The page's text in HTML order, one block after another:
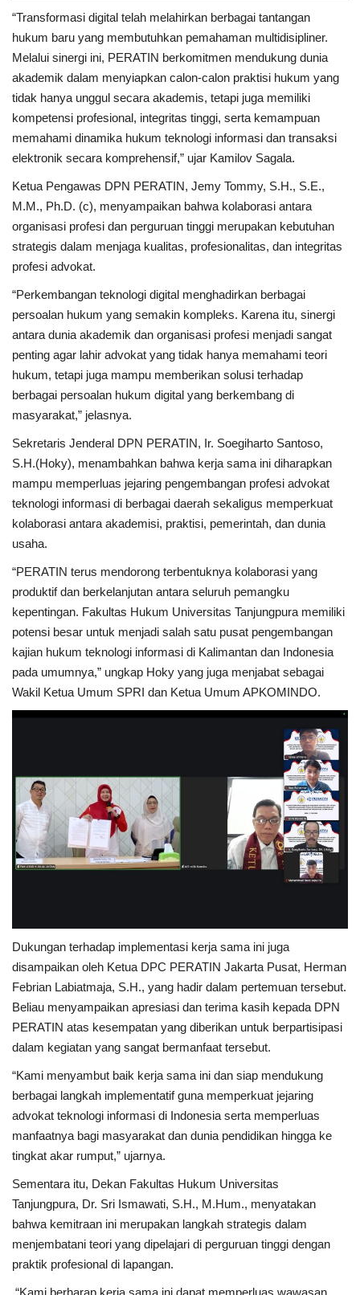
“Transformasi digital telah melahirkan berbagai tantangan
hukum baru yang membutuhkan pemahaman multidisipliner.
Melalui sinergi ini, PERATIN berkomitmen mendukung dunia
akademik dalam menyiapkan calon-calon praktisi hukum yang
tidak hanya unggul secara akademis, tetapi juga memiliki
kompetensi profesional, integritas tinggi, serta kemampuan
memahami dinamika hukum teknologi informasi dan transaksi
elektronik secara komprehensif,” ujar Kamilov Sagala.
Ketua Pengawas DPN PERATIN, Jemy Tommy, S.H., S.E.,
M.M., Ph.D. (c), menyampaikan bahwa kolaborasi antara
organisasi profesi dan perguruan tinggi merupakan kebutuhan
strategis dalam menjaga kualitas, profesionalitas, dan integritas
profesi advokat.
“Perkembangan teknologi digital menghadirkan berbagai
persoalan hukum yang semakin kompleks. Karena itu, sinergi
antara dunia akademik dan organisasi profesi menjadi sangat
penting agar lahir advokat yang tidak hanya memahami teori
hukum, tetapi juga mampu memberikan solusi terhadap
berbagai persoalan hukum digital yang berkembang di
masyarakat,” jelasnya.
Sekretaris Jenderal DPN PERATIN, Ir. Soegiharto Santoso,
S.H.(Hoky), menambahkan bahwa kerja sama ini diharapkan
mampu memperluas jejaring pengembangan profesi advokat
teknologi informasi di berbagai daerah sekaligus memperkuat
kolaborasi antara akademisi, praktisi, pemerintah, dan dunia
usaha.
“PERATIN terus mendorong terbentuknya kolaborasi yang
produktif dan berkelanjutan antara seluruh pemangku
kepentingan. Fakultas Hukum Universitas Tanjungpura memiliki
potensi besar untuk menjadi salah satu pusat pengembangan
kajian hukum teknologi informasi di Kalimantan dan Indonesia
pada umumnya,” ungkap Hoky yang juga menjabat sebagai
Wakil Ketua Umum SPRI dan Ketua Umum APKOMINDO.
Dukungan terhadap implementasi kerja sama ini juga
disampaikan oleh Ketua DPC PERATIN Jakarta Pusat, Herman
Febrian Labiatmaja, S.H., yang hadir dalam pertemuan tersebut.
Beliau menyampaikan apresiasi dan terima kasih kepada DPN
PERATIN atas kesempatan yang diberikan untuk berpartisipasi
dalam kegiatan yang sangat bermanfaat tersebut.
“Kami menyambut baik kerja sama ini dan siap mendukung
berbagai langkah implementatif guna memperkuat jejaring
advokat teknologi informasi di Indonesia serta memperluas
manfaatnya bagi masyarakat dan dunia pendidikan hingga ke
tingkat akar rumput,” ujarnya.
Sementara itu, Dekan Fakultas Hukum Universitas
Tanjungpura, Dr. Sri Ismawati, S.H., M.Hum., menyatakan
bahwa kemitraan ini merupakan langkah strategis dalam
menjembatani teori yang dipelajari di perguruan tinggi dengan
praktik profesional di lapangan.
“Kami berharap kerja sama ini dapat memperluas wawasan